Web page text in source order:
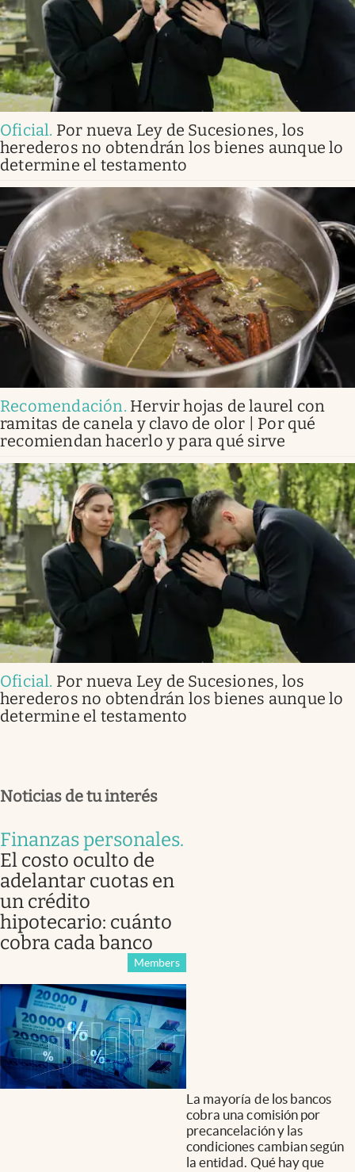
Oficial. Por nueva Ley de Sucesiones, los
herederos no obtendrán los bienes aunque lo
determine el testamento
Recomendación. Hervir hojas de laurel con
ramitas de canela y clavo de olor | Por qué
recomiendan hacerlo y para qué sirve
Oficial. Por nueva Ley de Sucesiones, los
herederos no obtendrán los bienes aunque lo
determine el testamento
Noticias de tu interés
Finanzas personales.
El costo oculto de
adelantar cuotas en
un crédito
hipotecario: cuánto
cobra cada banco
Members
La mayoría de los bancos
cobra una comisión por
precancelación y las
condiciones cambian según
la entidad. Qué hay que